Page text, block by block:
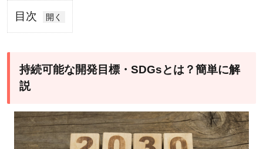
目次
1
可能
な開
標・
SDGs
と
持続可能な開発目標・SDGsとは？簡単に解
説